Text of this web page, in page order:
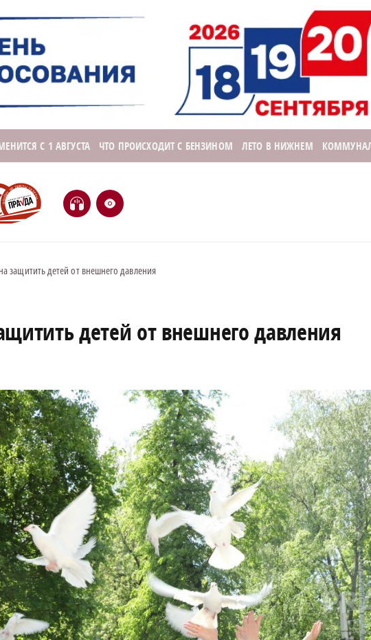
С 1 АВГУСТА ЧТО ПРОИСХОДИТ С БЕНЗИНОМ ЛЕТО В НИЖНЕМ
H e
защитить детей от внешнего давления
детей от внешнего давления